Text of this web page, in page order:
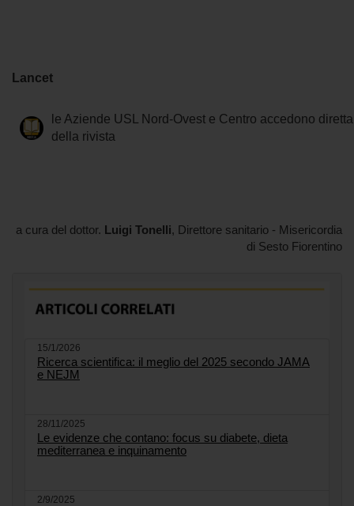
Lancet
le Aziende USL Nord-Ovest e Centro accedono
della rivista
a cura del dottor. Luigi Tonelli, Direttore sanitario - Misericordia
di Sesto Fiorentino
15/1/2026
Ricerca scientifica: il meglio del 2025 secondo JAMA
e NEJM
28/11/2025
Le evidenze che contano: focus su diabete, dieta
mediterranea e inquinamento
2/9/2025